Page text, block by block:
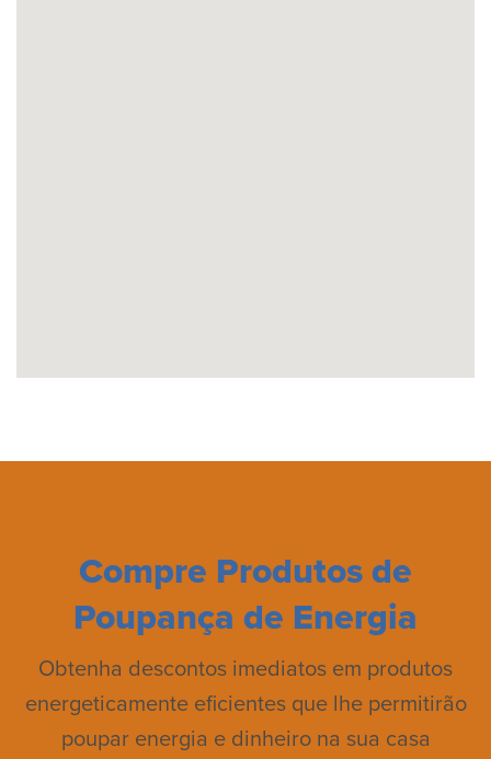
Compre Produtos de
Poupança de Energia
Obtenha descontos imediatos em produtos
energeticamente eficientes que lhe permitirão
poupar energia e dinheiro na sua casa